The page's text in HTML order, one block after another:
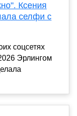
Ксения
селфи с
соцсетях
Эрлингом